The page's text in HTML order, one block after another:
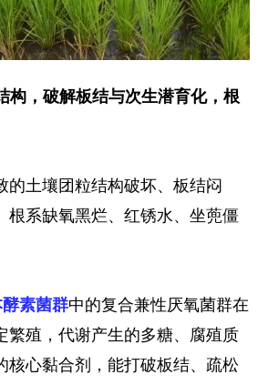
构，破解板结与次生潜育化，根
的土壤团粒结构破坏、板结闷
根系缺氧黑烂、红锈水、坐蔸僵
素菌群中的复合兼性厌氧菌群在
繁殖，代谢产生的多糖、腐殖质
核心黏合剂，能打破板结、疏松